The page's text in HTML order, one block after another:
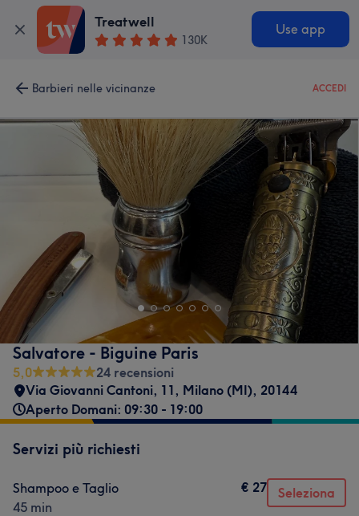
Treatwell
130K
Use app
Barbieri nelle vicinanze ACCEDI
Salvatore - Biguine Paris
5,0
24 recensioni
Via Giovanni Cantoni, 11, Milano (MI), 20144
Aperto Domani: 09:30 - 19:00
Servizi più richiesti
Shampoo e Taglio
45 min
€ 27 Seleziona